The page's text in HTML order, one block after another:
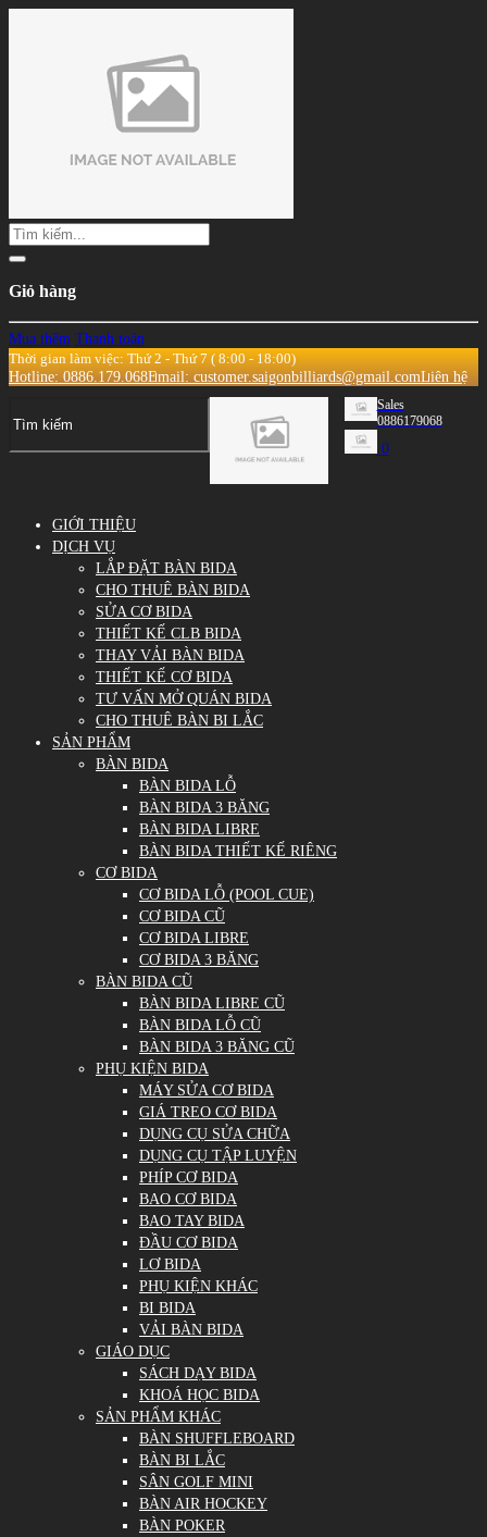
Giỏ hàng
Mua thêm Thanh toán
Thời gian làm việc: Thứ 2 - Thứ 7 ( 8:00 - 18:00)
Hotline: 0886.179.068Email: customer.saigonbilliards@gmail.comLiên hệ
Sales
0886179068
0
GIỚI THIỆU
DỊCH VỤ
LẮP ĐẶT BÀN BIDA
CHO THUÊ BÀN BIDA
SỬA CƠ BIDA
THIẾT KẾ CLB BIDA
THAY VẢI BÀN BIDA
THIẾT KẾ CƠ BIDA
TƯ VẤN MỞ QUÁN BIDA
CHO THUÊ BÀN BI LẮC
SẢN PHẨM
BÀN BIDA
BÀN BIDA LỖ
BÀN BIDA 3 BĂNG
BÀN BIDA LIBRE
BÀN BIDA THIẾT KẾ RIÊNG
CƠ BIDA
CƠ BIDA LỖ (POOL CUE)
CƠ BIDA CŨ
CƠ BIDA LIBRE
CƠ BIDA 3 BĂNG
BÀN BIDA CŨ
BÀN BIDA LIBRE CŨ
BÀN BIDA LỖ CŨ
BÀN BIDA 3 BĂNG CŨ
PHỤ KIỆN BIDA
MÁY SỬA CƠ BIDA
GIÁ TREO CƠ BIDA
DỤNG CỤ SỬA CHỮA
DỤNG CỤ TẬP LUYỆN
PHÍP CƠ BIDA
BAO CƠ BIDA
BAO TAY BIDA
ĐẦU CƠ BIDA
LƠ BIDA
PHỤ KIỆN KHÁC
BI BIDA
VẢI BÀN BIDA
GIÁO DỤC
SÁCH DẠY BIDA
KHOÁ HỌC BIDA
SẢN PHẨM KHÁC
BÀN SHUFFLEBOARD
BÀN BI LẮC
SÂN GOLF MINI
BÀN AIR HOCKEY
BÀN POKER